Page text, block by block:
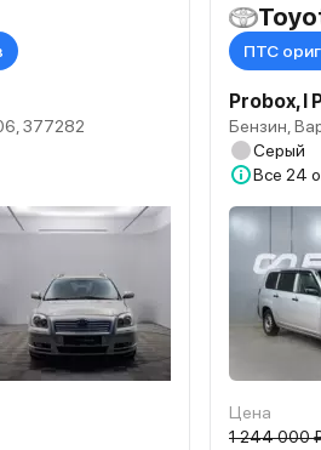
377282
ПТС
Probox, I
Бензин,
Серый
Все 24
Цена
1 244 000